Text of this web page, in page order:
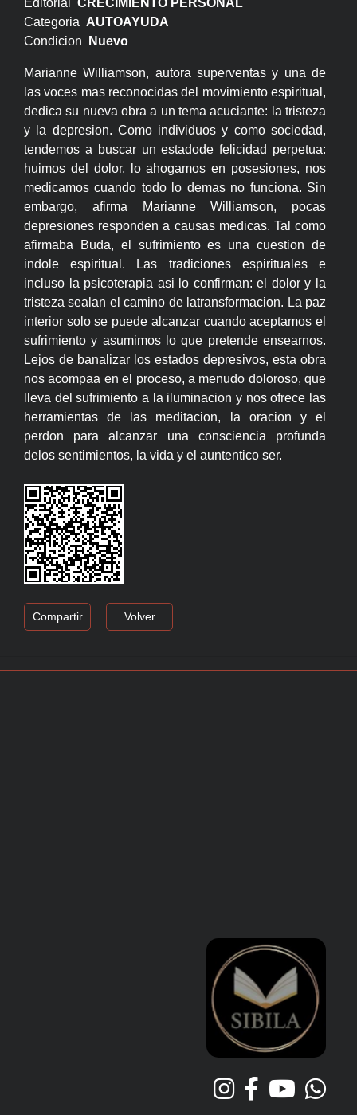
Editorial CRECIMIENTO PERSONAL
Categoria AUTOAYUDA
Condicion
Nuevo
Marianne Williamson, autora superventas y una de
las voces mas reconocidas del movimiento espiritual,
dedica su nueva obra a un tema acuciante: la tristeza
y la depresion. Como individuos y como sociedad,
tendemos a buscar un estadode felicidad perpetua:
huimos del dolor, lo ahogamos en posesiones, nos
medicamos cuando todo lo demas no funciona. Sin
embargo, afirma Marianne Williamson, pocas
depresiones responden a causas medicas. Tal como
afirmaba Buda, el sufrimiento es una cuestion de
indole espiritual. Las tradiciones espirituales e
incluso la psicoterapia asi lo confirman: el dolor y la
tristeza sealan el camino de latransformacion. La paz
interior solo se puede alcanzar cuando aceptamos el
sufrimiento y asumimos lo que pretende ensearnos.
Lejos de banalizar los estados depresivos, esta obra
nos acompaa en el proceso, a menudo doloroso, que
lleva del sufrimiento a la iluminacion y nos ofrece las
herramientas de las meditacion, la oracion y el
perdon para alcanzar una consciencia profunda
delos sentimientos, la vida y el auntentico ser.
Compartir Volver